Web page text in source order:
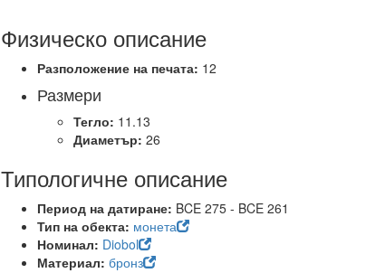
Физическо описание
Разположение на печата: 12
Размери
Тегло: 11.13
Диаметър: 26
Типологичне описание
Период на датиране: BCE 275 - BCE 261
Тип на обекта: монета
Номинал: Diobol
Материал: бронз